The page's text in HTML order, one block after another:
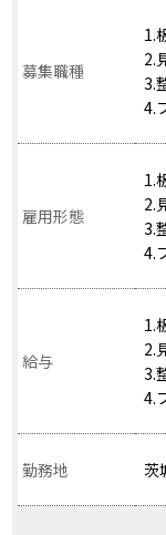
募集職種
1.
2.
3.
4.
雇用形態
1.
2.
3.
4.
給与
1.
2.
3.
4.
勤務地 茨